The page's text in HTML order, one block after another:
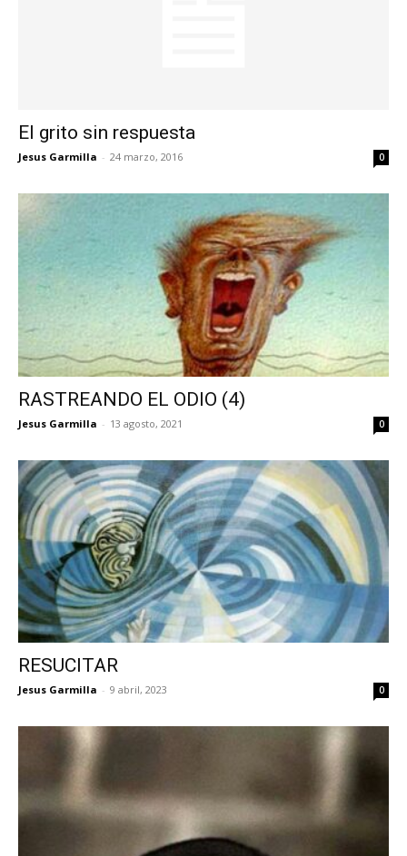
El grito sin respuesta
Jesus Garmilla - 24 marzo, 2016 0
RASTREANDO EL ODIO (4)
Jesus Garmilla - 13 agosto, 2021 0
RESUCITAR
Jesus Garmilla - 9 abril, 2023 0